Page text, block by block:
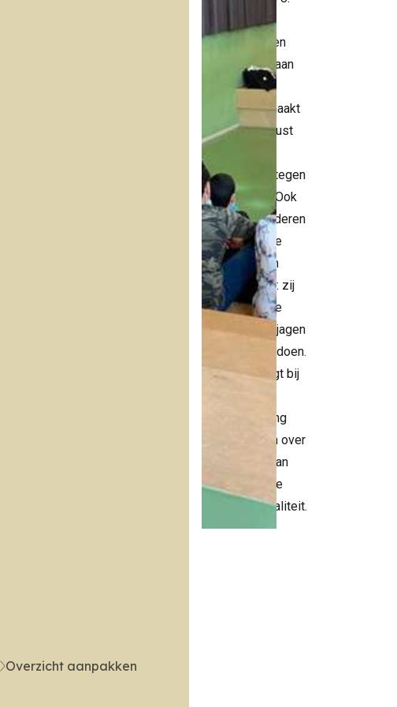
Veerkracht,
verleidingen en
positiviteit staan
centraal. Dit
programma maakt
kinderen bewust
van en
weerbaarder tegen
verleidingen. Ook
maakt het kinderen
bewust van de
kracht van hun
eigen keuzes: zij
bepalen welke
dromen ze najagen
en hoe ze dit doen.
Elke les draagt bij
bewustwording
van leerlingen over
de effecten van
ondermijnende
(drugs)criminaliteit.
Overzicht aanpakken